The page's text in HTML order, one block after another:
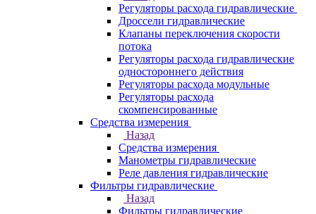
Регуляторы расхода гидравлические
Дроссели гидравлические
Клапаны переключения скорости
потока
Регуляторы расхода гидравлические
одностороннего действия
Регуляторы расхода модульные
Регуляторы расхода
скомпенсированные
Средства измерения
Назад
Средства измерения
Манометры гидравлические
Реле давления гидравлические
Фильтры гидравлические
Назад
Фильтры гидравлические